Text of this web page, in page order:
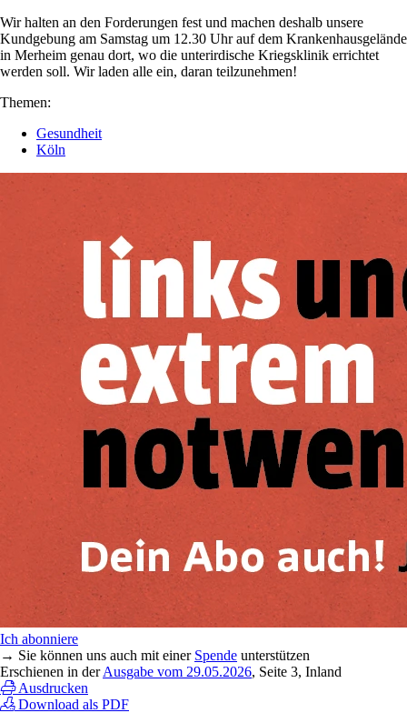
Wir halten an den Forderungen fest und machen deshalb unsere
Kundgebung am Samstag um 12.30 Uhr auf dem Krankenhausgelände
in Merheim genau dort, wo die unterirdische Kriegsklinik errichtet
werden soll. Wir laden alle ein, daran teilzunehmen!
Themen:
Gesundheit
Köln
Ich abonniere
→ Sie können uns auch mit einer Spende unterstützen
Erschienen in derAusgabe vom 29.05.2026, Seite 3, Inland
Ausdrucken
Download als PDF